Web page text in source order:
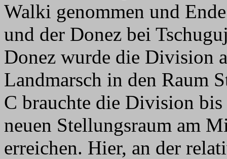
Walki genommen und
und der Donez bei
Donez wurde die Division
Landmarsch in den Raum
C brauchte die Division
neuen Stellungsraum am
erreichen. Hier, an der